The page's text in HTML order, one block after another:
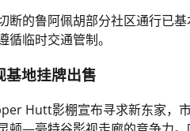
断的鲁阿佩胡部分社区通行已
临时交通管制。
地挂牌出售
Hutt影棚宣布寻求新东家，